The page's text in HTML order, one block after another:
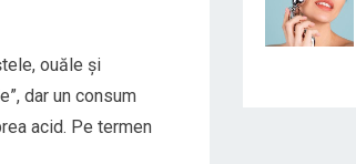
ouăle și
dar un consum
acid. Pe termen